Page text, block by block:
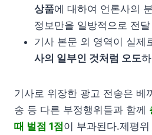
상품에 대하여 언론사의
정보만을 일방적으로 전달
기사 본문 외 영역이 실제
사의 일부인 것처럼 오도
기사로 위장한 광고 전송은 베
송 등 다른 부정행위들과 함께
때 벌점 1점이 부과된다.제평위